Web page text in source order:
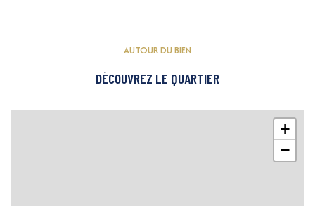
AUTOUR DU BIEN
DÉCOUVREZ LE QUARTIER
+
−